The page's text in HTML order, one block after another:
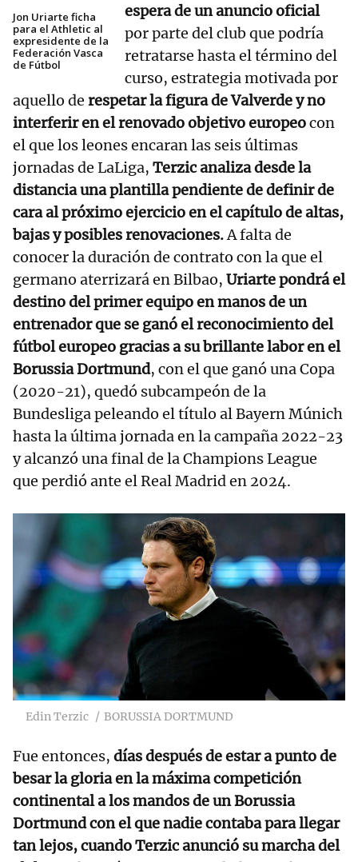
Jon Uriarte ficha
para el Athletic al
expresidente de la
Federación Vasca
de Fútbol
espera de un anuncio oficial
por parte del club que podría
retratarse hasta el término del
curso, estrategia motivada por
aquello de respetar la figura de Valverde y no
interferir en el renovado objetivo europeocon
el que los leones encaran las seis últimas
jornadas de LaLiga, Terzic analiza desde la
distancia una plantilla pendiente de definir de
cara al próximo ejercicio en el capítulo de altas,
bajas y posibles renovaciones.A falta de
conocer la duración de contrato con la que el
germano aterrizará en Bilbao, Uriarte pondrá el
destino del primer equipo en manos de un
entrenador que se ganó el reconocimiento del
fútbol europeo gracias a su brillante labor en el
Borussia Dortmund, con el que ganó una Copa
(2020-21), quedó subcampeón de la
Bundesliga peleando el título al Bayern Múnich
hasta la última jornada en la campaña 2022-23
y alcanzó una final de la Champions League
que perdió ante el Real Madrid en 2024.
Edin Terzic BORUSSIA DORTMUND
Fue entonces, días después de estar a punto de
besar la gloria en la máxima competición
continental a los mandos de un Borussia
Dortmund con el que nadie contaba para llegar
tan lejos, cuando Terzic anunció su marcha del